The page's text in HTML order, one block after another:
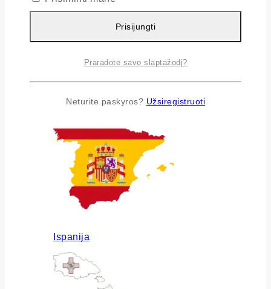
Airija
Ispanija
Prisijungti
Praradote savo slaptažodį?
Neturite paskyros? Užsiregistruoti